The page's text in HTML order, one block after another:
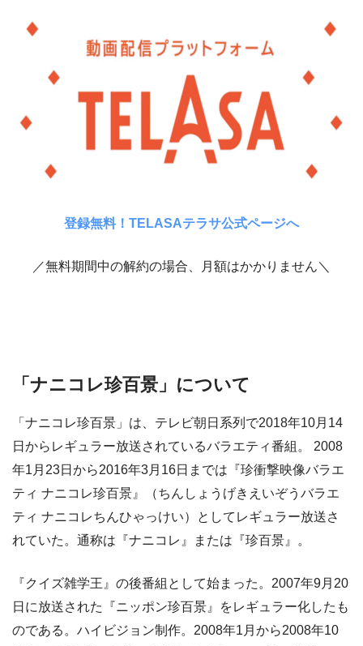
登録無料！TELASAテラサ公式ページへ
／無料期間中の解約の場合、月額はかかりません＼
「ナニコレ珍百景」について
「ナニコレ珍百景」は、テレビ朝日系列で2018年10月14
日からレギュラー放送されているバラエティ番組。 2008
年1月23日から2016年3月16日までは『珍衝撃映像バラエ
ティ ナニコレ珍百景』（ちんしょうげきえいぞうバラエ
ティ ナニコレちんひゃっけい）としてレギュラー放送さ
れていた。通称は『ナニコレ』または『珍百景』。
『クイズ雑学王』の後番組として始まった。2007年9月20
日に放送された『ニッポン珍百景』をレギュラー化したも
のである。ハイビジョン制作。2008年1月から2008年10